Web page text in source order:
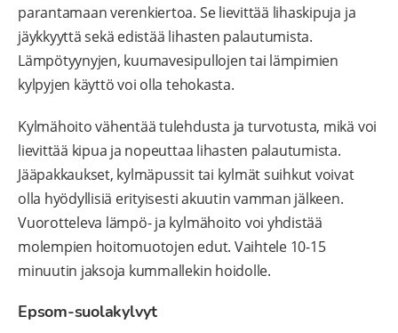
parantamaan verenkiertoa. Se lievittää lihaskipuja ja
jäykkyyttä sekä edistää lihasten palautumista.
Lämpötyynyjen, kuumavesipullojen tai lämpimien
kylpyjen käyttö voi olla tehokasta.
Kylmähoito vähentää tulehdusta ja turvotusta, mikä voi
lievittää kipua ja nopeuttaa lihasten palautumista.
Jääpakkaukset, kylmäpussit tai kylmät suihkut voivat
olla hyödyllisiä erityisesti akuutin vamman jälkeen.
Vuorotteleva lämpö- ja kylmähoito voi yhdistää
molempien hoitomuotojen edut. Vaihtele 10-15
minuutin jaksoja kummallekin hoidolle.
Epsom-suolakylvyt